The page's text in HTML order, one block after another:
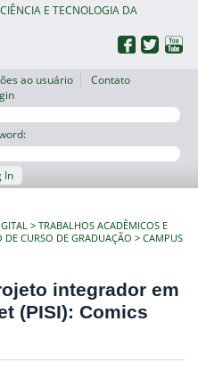
E TECNOLOGIA DA
ao usuário
Contato
In
TRABALHOS ACADÊMICOS E
CURSO DE GRADUAÇÃO
CAMPUS
integrador em
(PISI): Comics